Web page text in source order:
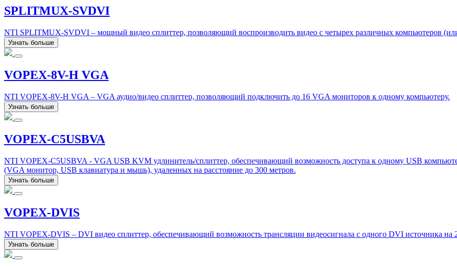
SPLITMUX-SVDVI
NTI SPLITMUX-SVDVI – мощный видео сплиттер, позволяющий воспроизводить видео с четырех различных компьютеров
Узнать больше
VOPEX-8V-H VGA
NTI VOPEX-8V-H VGA – VGA аудио/видео сплиттер, позволяющий подключить до 16 VGA мониторов к одному компьютеру.
Узнать больше
VOPEX-C5USBVA
NTI VOPEX-C5USBVA - VGA USB KVM удлинитель/сплиттер, обеспечивающий возможность доступа к одному USB
(VGA монитор, USB клавиатура и мышь), удаленных на расстояние до 300 метров.
Узнать больше
VOPEX-DVIS
NTI VOPEX-DVIS – DVI видео сплиттер, обеспечивающий возможность трансляции видеосигнала с одного DVI источника на
Узнать больше